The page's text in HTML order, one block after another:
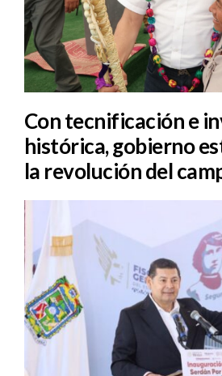
Con tecnificación e
histórica, gobierno
la revolución del